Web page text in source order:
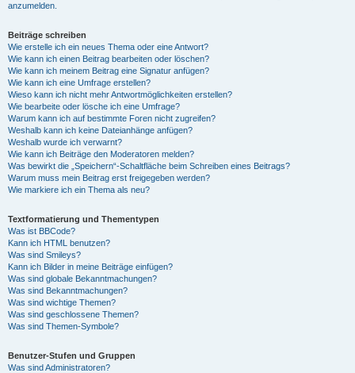
anzumelden.
Beiträge schreiben
Wie erstelle ich ein neues Thema oder eine Antwort?
Wie kann ich einen Beitrag bearbeiten oder löschen?
Wie kann ich meinem Beitrag eine Signatur anfügen?
Wie kann ich eine Umfrage erstellen?
Wieso kann ich nicht mehr Antwortmöglichkeiten erstellen?
Wie bearbeite oder lösche ich eine Umfrage?
Warum kann ich auf bestimmte Foren nicht zugreifen?
Weshalb kann ich keine Dateianhänge anfügen?
Weshalb wurde ich verwarnt?
Wie kann ich Beiträge den Moderatoren melden?
Was bewirkt die „Speichern“-Schaltfläche beim Schreiben eines Beitrags?
Warum muss mein Beitrag erst freigegeben werden?
Wie markiere ich ein Thema als neu?
Textformatierung und Thementypen
Was ist BBCode?
Kann ich HTML benutzen?
Was sind Smileys?
Kann ich Bilder in meine Beiträge einfügen?
Was sind globale Bekanntmachungen?
Was sind Bekanntmachungen?
Was sind wichtige Themen?
Was sind geschlossene Themen?
Was sind Themen-Symbole?
Benutzer-Stufen und Gruppen
Was sind Administratoren?